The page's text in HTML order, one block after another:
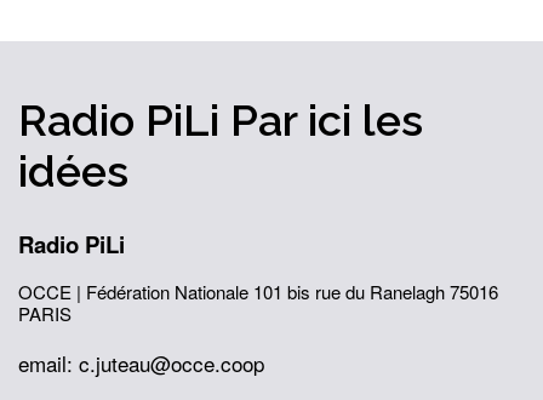
Radio PiLi Par ici les
idées
Radio PiLi
OCCE | Fédération Nationale 101 bis rue du Ranelagh75016
PARIS
email: c.juteau@occe.coop